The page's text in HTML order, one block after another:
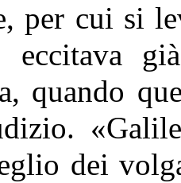
per cui si
eccitava
quando
dei